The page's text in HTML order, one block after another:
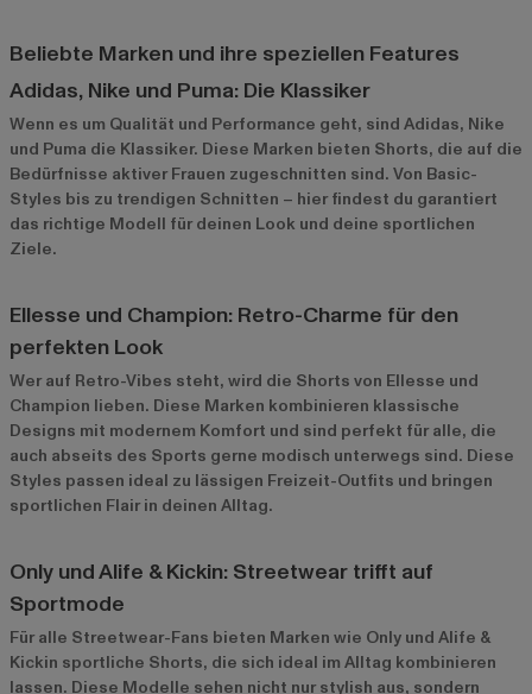
Beliebte Marken und ihre speziellen Features
Adidas, Nike und Puma: Die Klassiker
Wenn es um Qualität und Performance geht, sind Adidas, Nike
und Puma die Klassiker. Diese Marken bieten Shorts, die auf die
Bedürfnisse aktiver Frauen zugeschnitten sind. Von Basic-
Styles bis zu trendigen Schnitten – hier findest du garantiert
das richtige Modell für deinen Look und deine sportlichen
Ziele.
Ellesse und Champion: Retro-Charme für den
perfekten Look
Wer auf Retro-Vibes steht, wird die Shorts von Ellesse und
Champion lieben. Diese Marken kombinieren klassische
Designs mit modernem Komfort und sind perfekt für alle, die
auch abseits des Sports gerne modisch unterwegs sind. Diese
Styles passen ideal zu lässigen Freizeit-Outfits und bringen
sportlichen Flair in deinen Alltag.
Only und Alife & Kickin: Streetwear trifft auf
Sportmode
Für alle Streetwear-Fans bieten Marken wie Only und Alife &
Kickin sportliche Shorts, die sich ideal im Alltag kombinieren
lassen. Diese Modelle sehen nicht nur stylish aus, sondern